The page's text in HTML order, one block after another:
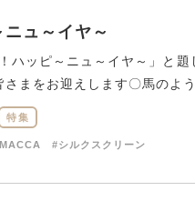
ュ～イヤ～
ハッピ～ニュ～イヤ～」と題
まをお迎えします〇馬のよ
特集
#シルクスクリーン